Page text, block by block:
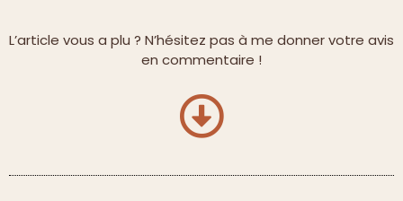
L’article vous a plu ? N’hésitez pas à me donner votre avis
en commentaire !